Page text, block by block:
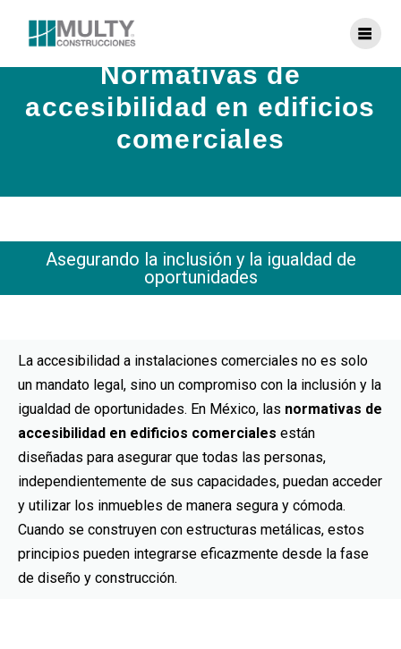
Normativas de
accesibilidad en edificios
comerciales
Asegurando la inclusión y la igualdad de
oportunidades
La accesibilidad a instalaciones comerciales no es solo
un mandato legal, sino un compromiso con la inclusión y la
igualdad de oportunidades. En México, las normativas de
accesibilidad en edificios comerciales están
diseñadas para asegurar que todas las personas,
independientemente de sus capacidades, puedan acceder
y utilizar los inmuebles de manera segura y cómoda.
Cuando se construyen con estructuras metálicas, estos
principios pueden integrarse eficazmente desde la fase
de diseño y construcción.